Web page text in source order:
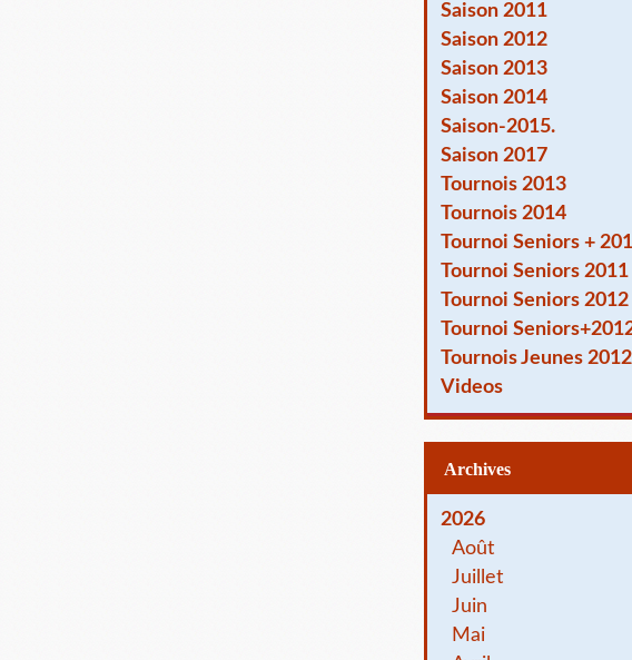
Saison 2011
Saison 2012
Saison 2013
Saison 2014
Saison-2015.
Saison 2017
Tournois 2013
Tournois 2014
Tournoi Seniors +
Tournoi Seniors 2011
Tournoi Seniors 2012
Tournoi
Tournois Jeunes 2012
Videos
Archives
2026
Août
Juillet
Juin
Mai